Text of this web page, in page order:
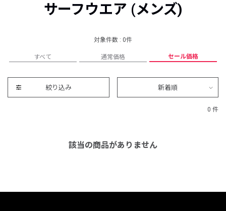
サーフウエア (メンズ)
対象件数 : 0件
すべて 通常価格 セール価格
絞り込み 新着順
0 件
該当の商品がありません